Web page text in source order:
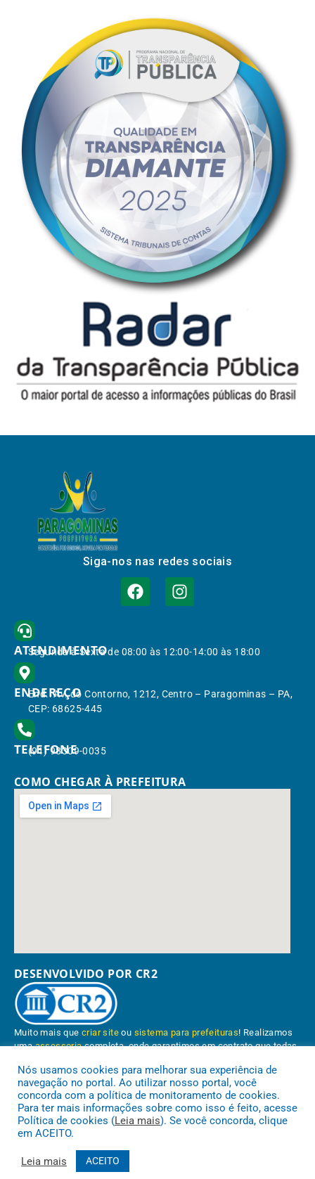
Siga-nos nas redes sociais
ATENDIMENTO
Segunda à Sexta de 08:00 às 12:00-14:00 às 18:00
ENDEREÇO
End.: Av. do Contorno, 1212, Centro – Paragominas – PA,
CEP: 68625-445
TELEFONE
(91) 98309-0035
COMO CHEGAR À PREFEITURA
DESENVOLVIDO POR CR2
Muito mais quecriar site ou sistema para prefeituras! Realizamos
umaassessoriacompleta, onde garantimos em contrato que todas
Conheça oPNTP e oRadar da Transparência Pública
Nós usamos cookies para melhorar sua experiência de
navegação no portal. Ao utilizar nosso portal, você
concorda com a política de monitoramento de cookies.
Para ter mais informações sobre como isso é feito, acesse
Política de cookies (Leia mais). Se você concorda, clique
em ACEITO.
Leia mais ACEITO